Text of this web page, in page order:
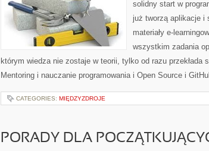
solidny start w
już tworzą aplikacje i
materiały e-
wszystkim zadania
którym wiedza nie zostaje w teorii, tylko od razu przekłada
Mentoring i nauczanie programowania i Open Source i
CATEGORIES: MIĘDZYZDROJE
PORADY DLA